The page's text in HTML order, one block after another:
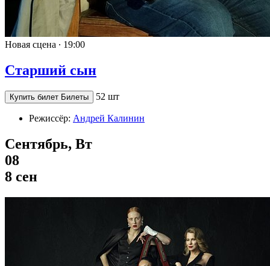
Новая сцена ∙ 19:00
Старший сын
Купить билет Билеты 52 шт
Режиссёр: Андрей Калинин
Сентябрь, Вт
08
8 сен